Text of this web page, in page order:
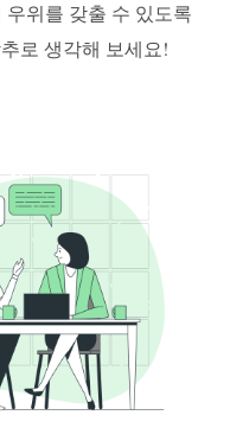
위를 갖출 수 있도록
로 생각해 보세요!